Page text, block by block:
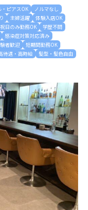
・ピアスOK
ノルマなし
主婦活躍
体験入店OK
日のみ勤務OK
学歴不問
感染症対策対応済み
者歓迎
短期間勤務OK
待遇・高時給 髪型・髪色自由